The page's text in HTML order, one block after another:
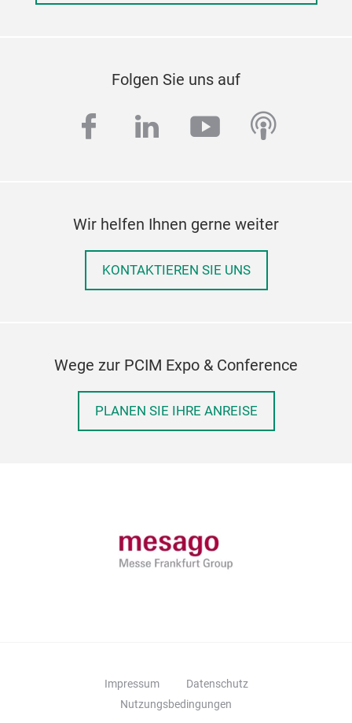
Folgen Sie uns auf
facebook
linkedinyoutube
Wir helfen Ihnen gerne weiter
KONTAKTIEREN SIE UNS
Wege zur PCIM Expo & Conference
PLANEN SIE IHRE ANREISE
Impressum
Datenschutz
Nutzungsbedingungen